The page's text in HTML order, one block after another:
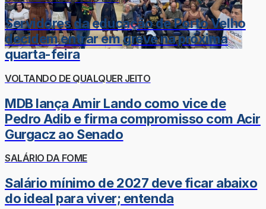
Servidores da educação de Porto Velho
decidem entrar em greve na próxima
quarta-feira
VOLTANDO DE QUALQUER JEITO
MDB lança Amir Lando como vice de
Pedro Adib e firma compromisso com Acir
Gurgacz ao Senado
SALÁRIO DA FOME
Salário mínimo de 2027 deve ficar abaixo
do ideal para viver; entenda